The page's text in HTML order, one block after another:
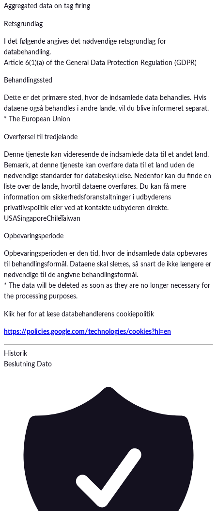
Aggregated data on tag firing
Retsgrundlag
I det følgende angives det nødvendige retsgrundlag for
databehandling.
Article 6(1)(a) of the General Data Protection Regulation (GDPR)
Behandlingssted
Dette er det primære sted, hvor de indsamlede data behandles. Hvis
dataene også behandles i andre lande, vil du blive informeret separat.
* The European Union
Overførsel til tredjelande
Denne tjeneste kan videresende de indsamlede data til et andet land.
Bemærk, at denne tjeneste kan overføre data til et land uden de
nødvendige standarder for databeskyttelse. Nedenfor kan du finde en
liste over de lande, hvortil dataene overføres. Du kan få mere
information om sikkerhedsforanstaltninger i udbyderens
privatlivspolitik eller ved at kontakte udbyderen direkte.
USASingaporeChileTaiwan
Opbevaringsperiode
Opbevaringsperioden er den tid, hvor de indsamlede data opbevares
til behandlingsformål. Dataene skal slettes, så snart de ikke længere er
nødvendige til de angivne behandlingsformål.
* The data will be deleted as soon as they are no longer necessary for
the processing purposes.
Klik her for at læse databehandlerens cookiepolitik
https://policies.google.com/technologies/cookies?hl=en
Historik
Beslutning Dato